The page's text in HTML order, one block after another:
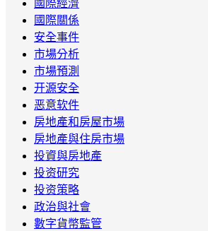
國際經濟
國際關係
安全事件
市場分析
市場預測
开源安全
恶意软件
房地產和房屋市場
房地產與住房市場
投資與房地產
投资研究
投资策略
政治與社會
數字貨幣監管